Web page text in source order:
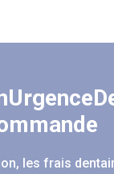
les frais